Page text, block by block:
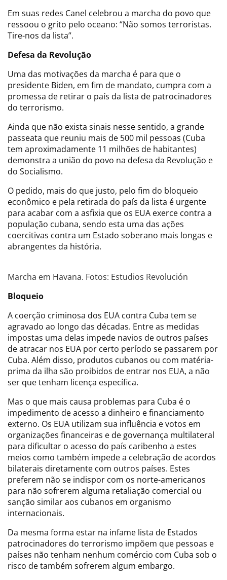
Em suas redes Canel celebrou a marcha do povo que
ressoou o grito pelo oceano: “Não somos terroristas.
Tire-nos da lista”.
Defesa da Revolução
Uma das motivações da marcha é para que o
presidente Biden, em fim de mandato, cumpra com a
promessa de retirar o país da lista de patrocinadores
do terrorismo.
Ainda que não exista sinais nesse sentido, a grande
passeata que reuniu mais de 500 mil pessoas (Cuba
tem aproximadamente 11 milhões de habitantes)
demonstra a união do povo na defesa da Revolução e
do Socialismo.
O pedido, mais do que justo, pelo fim do bloqueio
econômico e pela retirada do país da lista é urgente
para acabar com a asfixia que os EUA exerce contra a
população cubana, sendo esta uma das ações
coercitivas contra um Estado soberano mais longas e
abrangentes da história.
Marcha em Havana. Fotos: Estudios Revolución
Bloqueio
A coerção criminosa dos EUA contra Cuba tem se
agravado ao longo das décadas. Entre as medidas
impostas uma delas impede navios de outros países
de atracar nos EUA por certo período se passarem por
Cuba. Além disso, produtos cubanos ou com matéria-
prima da ilha são proibidos de entrar nos EUA, a não
ser que tenham licença específica.
Mas o que mais causa problemas para Cuba é o
impedimento de acesso a dinheiro e financiamento
externo. Os EUA utilizam sua influência e votos em
organizações financeiras e de governança multilateral
para dificultar o acesso do país caribenho a estes
meios como também impede a celebração de acordos
bilaterais diretamente com outros países. Estes
preferem não se indispor com os norte-americanos
para não sofrerem alguma retaliação comercial ou
sanção similar aos cubanos em organismo
internacionais.
Da mesma forma estar na infame lista de Estados
patrocinadores do terrorismo impõem que pessoas e
países não tenham nenhum comércio com Cuba sob o
risco de também sofrerem algum embargo.